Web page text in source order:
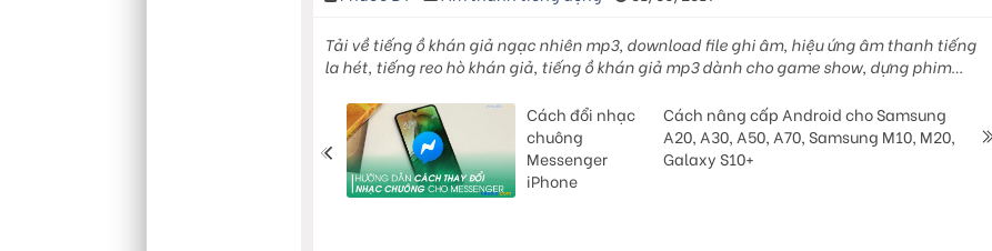
Tải về tiếng ồ khán giả ngạc nhiên mp3, download file ghi âm, hiệu ứng âm thanh tiếng
la hét, tiếng reo hò khán giả, tiếng ồ khán giả mp3 dành cho game show, dựng phim…
Cách đổi nhạc
chuông
Messenger
iPhone
Cách nâng cấp Android cho Samsung
A20, A30, A50, A70, Samsung M10, M20,
Galaxy S10+